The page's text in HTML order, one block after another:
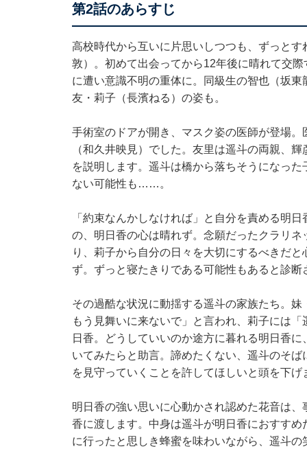
第2話のあらすじ
高校時代から互いに片思いしつつも、ずっと
敦）。初めて出会ってから12年後に晴れて交
に遭い意識不明の重体に。同級生の智也（坂
友・莉子（長濱ねる）の姿も。
手術室のドアが開き、マスク姿の医師が登場
（和久井映見）でした。友里は遥斗の両親、
を説明します。遥斗は橋から落ちそうになっ
ない可能性も……。
「約束なんかしなければ」と自分を責める明
の、明日香の心は晴れず。念願だったクラリ
り、莉子から自分の日々を大切にするべきだ
ず。ずっと寝たきりである可能性もあると診断
その過酷な状況に動揺する遥斗の家族たち。
もう見舞いに来ないで」と言われ、莉子には
日香。どうしていいのか途方に暮れる明日香
いてみたらと助言。諦めたくない、遥斗のそ
を見守っていくことを許してほしいと頭を下げ
明日香の強い思いに心動かされ認めた花音は
香に渡します。中身は遥斗が明日香におすす
に行ったと思しき蜂蜜を味わいながら、遥斗